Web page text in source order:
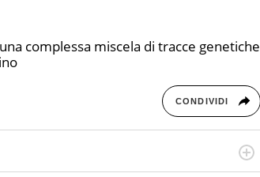
complessa miscela di tracce genetiche
CONDIVIDI
e Google Digital Training su